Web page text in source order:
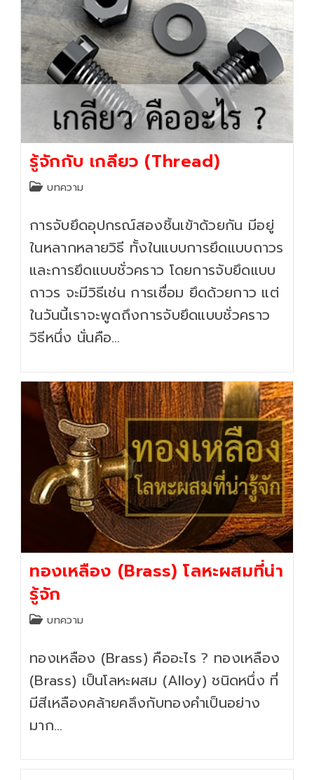
รู้จักกับ เกลียว (Thread)
Postบทความ
การจับยึดอุปกรณ์สองชิ้นเข้าด้วยกัน มีอยู่
ในหลากหลายวิธี ทั้งในแบบการยึดแบบถาวร
และการยึดแบบชั่วคราว โดยการจับยึดแบบ
ถาวร จะมีวิธีเช่น การเชื่อม ยึดด้วยกาว แต่
ในวันนี้เราจะพูดถึงการจับยึดแบบชั่วคราว
วิธีหนึ่ง นั่นคือ…
ทองเหลือง (Brass) โลหะผสมที่น่า
รู้จัก
Postบทความ
ทองเหลือง (Brass) คืออะไร ? ทองเหลือง
(Brass) เป็นโลหะผสม (Alloy) ชนิดหนึ่ง ที่
มีสีเหลืองคล้ายคลึงกับทองคำเป็นอย่าง
มาก…